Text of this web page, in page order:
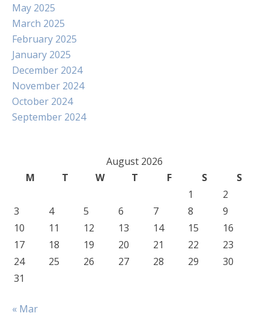
May 2025
March 2025
February 2025
January 2025
December 2024
November 2024
October 2024
September 2024
August 2026
M
T W T F S
S
1
2
3
4 5 6 7 8
9
10
11 12 13 14 15
16
17
18 19 20 21 22
23
24
25 26 27 28 29
30
31
« Mar